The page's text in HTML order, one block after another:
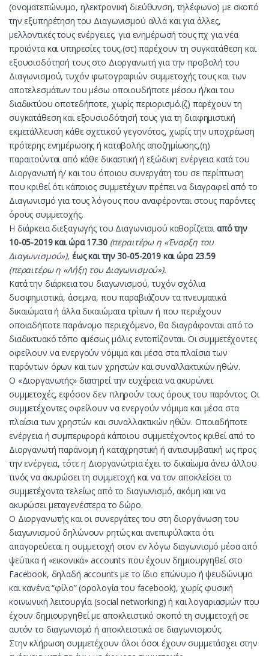
(ονοματεπώνυμο, ηλεκτρονική διεύθυνση, τηλέφωνο) με σκοπό
την εξυπηρέτηση του Διαγωνισμού αλλά και για άλλες,
μελλοντικές τους ενέργειες, για ενημέρωσή τους πχ για νέα
προϊόντα και υπηρεσίες τους,(στ) παρέχουν τη συγκατάθεση και
εξουσιοδότησή τους στο Διοργανωτή για την προβολή του
Διαγωνισμού, τυχόν φωτογραφιών συμμετοχής τους και των
αποτελεσμάτων του μέσω οποιουδήποτε μέσου ή/και του
διαδικτύου οποτεδήποτε, χωρίς περιορισμό.(ζ) παρέχουν τη
συγκατάθεση και εξουσιοδότησή τους για τη διαφημιστική
εκμετάλλευση κάθε σχετικού γεγονότος, χωρίς την υποχρέωση
πρότερης ενημέρωσης ή καταβολής αποζημίωσης,(η)
παραιτούνται από κάθε δικαστική ή εξώδικη ενέργεια κατά του
Διοργανωτή ή/ και του όποιου συνεργάτη του σε περίπτωση
που κριθεί ότι κάποιος συμμετέχων πρέπει να διαγραφεί από το
Διαγωνισμό για τους λόγους που αναφέρονται στους παρόντες
όρους συμμετοχής.
Η διάρκεια διεξαγωγής του Διαγωνισμού καθορίζεται από την
10-05-2019 και ώρα 17.30 (περαιτέρω η «Έναρξη του
Διαγωνισμού»), έως και την 30-05-2019 και ώρα 23.59
(περαιτέρω η «Λήξη του Διαγωνισμού»).
Κατά την διάρκεια του διαγωνισμού, τυχόν σχόλια
δυσφημιστικά, άσεμνα, που παραβιάζουν τα πνευματικά
δικαιώματα ή άλλα δικαιώματα τρίτων ή που περιέχουν
οποιαδήποτε παράνομο περιεχόμενο, θα διαγράφονται από το
διαδικτυακό τόπο αμέσως μόλις εντοπίζονται. Οι συμμετέχοντες
οφείλουν να ενεργούν νόμιμα και μέσα στα πλαίσια των
παρόντων όρων και των χρηστών και συναλλακτικών ηθών.
Ο «Διοργανωτής» διατηρεί την ευχέρεια να ακυρώνει
συμμετοχές, εφόσον δεν πληρούν τους όρους του παρόντος. Οι
συμμετέχοντες οφείλουν να ενεργούν νόμιμα και μέσα στα
πλαίσια των χρηστών και συναλλακτικών ηθών. Οποιαδήποτε
ενέργεια ή συμπεριφορά κάποιου συμμετέχοντος κριθεί από το
Διοργανωτή παράνομη ή καταχρηστική ή αντισυμβατική ως προς
την ενέργεια, τότε η Διοργανώτρια έχει το δικαίωμα άνευ άλλου
τινός να ακυρώσει τη συμμετοχή και να τον αποκλείσει το
συμμετέχοντα τελείως από το διαγωνισμό, ακόμη και να
ακυρώσει μεταγενέστερα το δώρο.
Ο Διοργανωτής και οι συνεργάτες του στη διοργάνωση του
διαγωνισμού δηλώνουν ρητώς και ανεπιφύλακτα ότι
απαγορεύεται η συμμετοχή στον εν λόγω διαγωνισμό μέσα από
ψεύτικα ή «εικονικά» accounts που έχουν δημιουργηθεί στο
Facebook, δηλαδή accounts με το ίδιο επώνυμο ή ψευδώνυμο
και κανένα “φίλο” (ορολογία του facebook), χωρίς φυσική
κοινωνική λειτουργία (social networking) ή και λογαριασμών που
έχουν δημιουργηθεί με αποκλειστικό σκοπό τη συμμετοχή σε
αυτόν το διαγωνισμό ή αποκλειστικά σε διαγωνισμούς.
Στην κλήρωση συμμετέχουν όλοι όσοι έχουν συμμετάσχει στην